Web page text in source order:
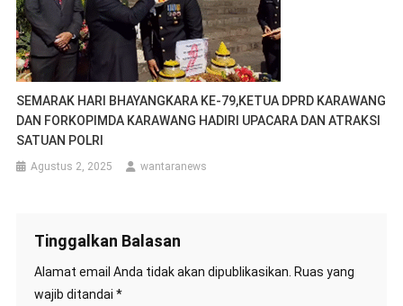
SEMARAK HARI BHAYANGKARA KE-79,KETUA DPRD KARAWANG
DAN FORKOPIMDA KARAWANG HADIRI UPACARA DAN ATRAKSI
SATUAN POLRI
Agustus 2, 2025 wantaranews
Tinggalkan Balasan
Alamat email Anda tidak akan dipublikasikan. Ruas yang
wajib ditandai *